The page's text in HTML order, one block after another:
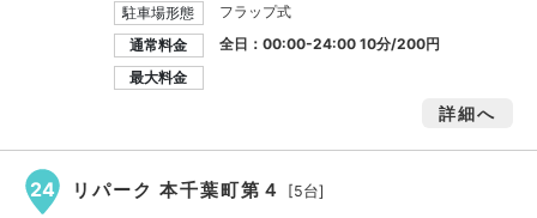
駐車場形態
フラップ式
通常料金
全日：00:00-24:00 10分/200円
最大料金
詳細へ
24 リパーク 本千葉町第４ [5台]